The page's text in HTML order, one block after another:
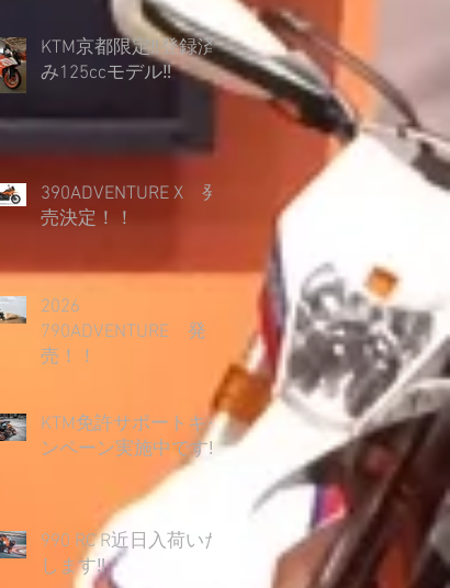
KTM京都限定‼登録済
み125ccモデル‼
390ADVENTURE X 発
売決定！！
2026
790ADVENTURE 発
売！！
KTM免許サポートキャ
ンペーン実施中です‼
990 RC R近日入荷いた
します‼